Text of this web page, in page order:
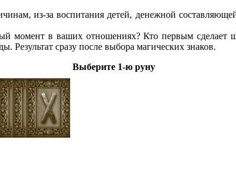
из-за воспитания детей, денежной
момент в ваших отношениях? Кто первым
Результат сразу после выбора магических знаков.
Выберите 1-ю руну